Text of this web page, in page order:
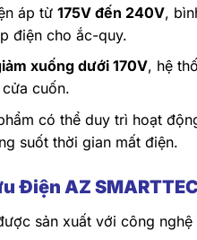
áp từ 175V đến 240V,
điện cho ắc-quy.
xuống dưới 170V, hệ
cuốn.
có thể duy trì hoạt
suốt thời gian mất điện.
Điện AZ
sản xuất với công